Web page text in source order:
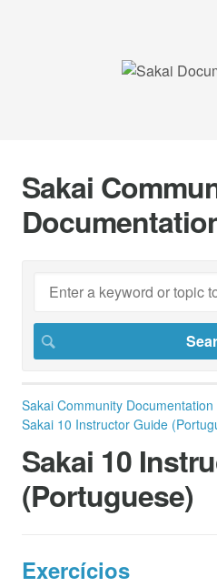
Sakai
Sakai Community Documentation
Sakai 10 Instructor Guide
Sakai 10
(Portuguese)
Exercícios